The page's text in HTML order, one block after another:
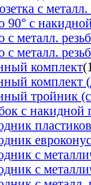
с
90° с
с металл.
с металл.
комплект
комплект
тройник
с накидной
с
с